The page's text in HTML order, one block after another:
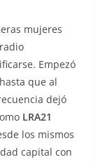
mujeres
Empezó
hasta que al
dejó
LRA21
los mismos
capital con